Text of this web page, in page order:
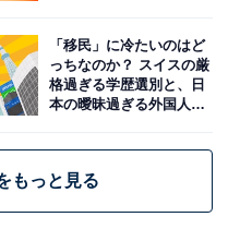
「移民」に冷たいのはど
っちなのか？ スイスの厳
格過ぎる学歴選別と、日
本の曖昧過ぎる外国人政
もっと見る